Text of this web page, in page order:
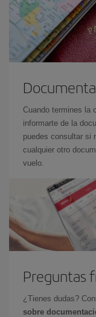
Cuando termines la
informarte de la
puedes consultar si
cualquier otro
vuelo.
Preguntas
¿Tienes dudas?
sobre